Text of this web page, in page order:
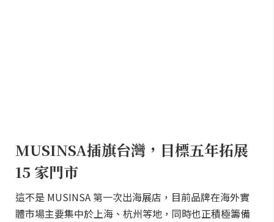
MUSINSA插旗台灣，目標五年拓展
15 家門市
這不是 MUSINSA 第一次出海展店，目前品牌在海外實
體市場主要集中於上海、杭州等地，同時也正積極籌備